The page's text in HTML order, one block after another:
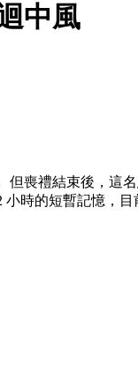
中風
喪禮結束後，這
時的短暫記憶，目